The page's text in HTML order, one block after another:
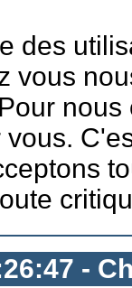
des
vous
-